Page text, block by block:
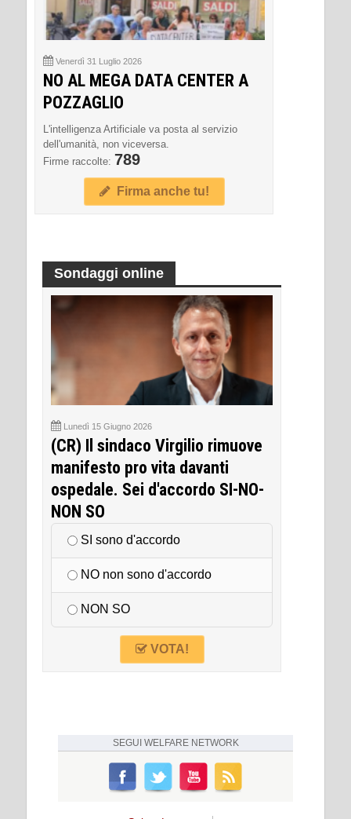
Venerdì 31 Luglio 2026
NO AL MEGA DATA CENTER A
POZZAGLIO
L'intelligenza Artificiale va posta al servizio
dell'umanità, non viceversa.
Firme raccolte: 789
Firma anche tu!
Sondaggi online
Lunedì 15 Giugno 2026
(CR) Il sindaco Virgilio rimuove
manifesto pro vita davanti
ospedale. Sei d'accordo SI-NO-
NON SO
SI sono d'accordo
NO non sono d'accordo
NON SO
VOTA!
SEGUI WELFARE NETWORK